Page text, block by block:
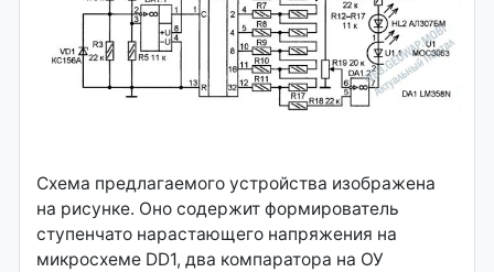
Схема предлагаемого устройства изображена
на рисунке. Оно содержит формирователь
ступенчато нарастающего напряжения на
микросхеме DD1, два компаратора на ОУ